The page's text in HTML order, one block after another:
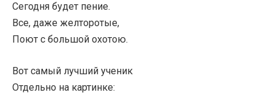
Сегодня будет пение.
Все, даже желторотые,
Поют с большой охотою.
Вот самый лучший ученик
Отдельно на картинке: